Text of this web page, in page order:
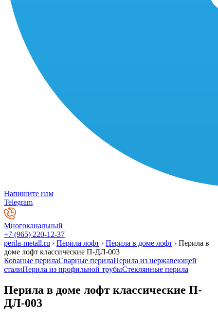
Напишите нам
Telegram
Многоканальный
+7 (965) 220-12-37
perila-metall.ru › Перила лофт › Перила в доме лофт › Перила в
доме лофт классические П-ДЛ-003
Кованые перилаСварные перилаПерила из нержавеющей
сталиПерила из профильной трубыСтеклянные перила
Перила в доме лофт классические П-
ДЛ-003